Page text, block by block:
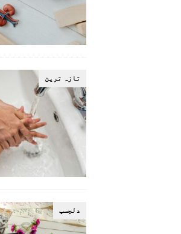
تازہ ترين
دلچسپ